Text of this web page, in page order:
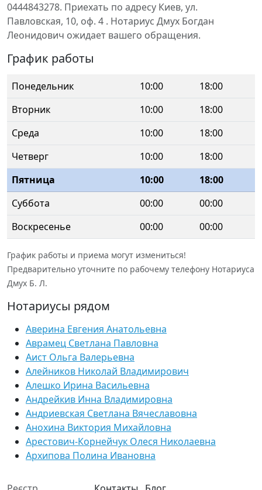
0444843278. Приехать по адресу Киев, ул.
Павловская, 10, оф. 4 . Нотариус Дмух Богдан
Леонидович ожидает вашего обращения.
График работы
Понедельник 10:00
18:00
Вторник
10:00
18:00
Среда
10:00
18:00
Четверг
10:00
18:00
Пятница
10:00
18:00
Суббота
00:00
00:00
Воскресенье
00:00 00:00
График работы и приема могут измениться!
Предварительно уточните по рабочему телефону Нотариуса
Дмух Б. Л.
Нотариусы рядом
Аверина Евгения Анатольевна
Аврамец Светлана Павловна
Аист Ольга Валерьевна
Алейников Николай Владимирович
Алешко Ирина Васильевна
Андрейкив Инна Владимировна
Андриевская Светлана Вячеславовна
Анохина Виктория Михайловна
Арестович-Корнейчук Олеся Николаевна
Архипова Полина Ивановна